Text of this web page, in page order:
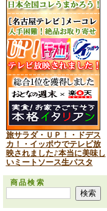
旅サラダ・ＵＰ！・ドデス
カ！・イッポウでテレビ放
映されました♪本当に美味し
いミートソース生パスタ
商品検索